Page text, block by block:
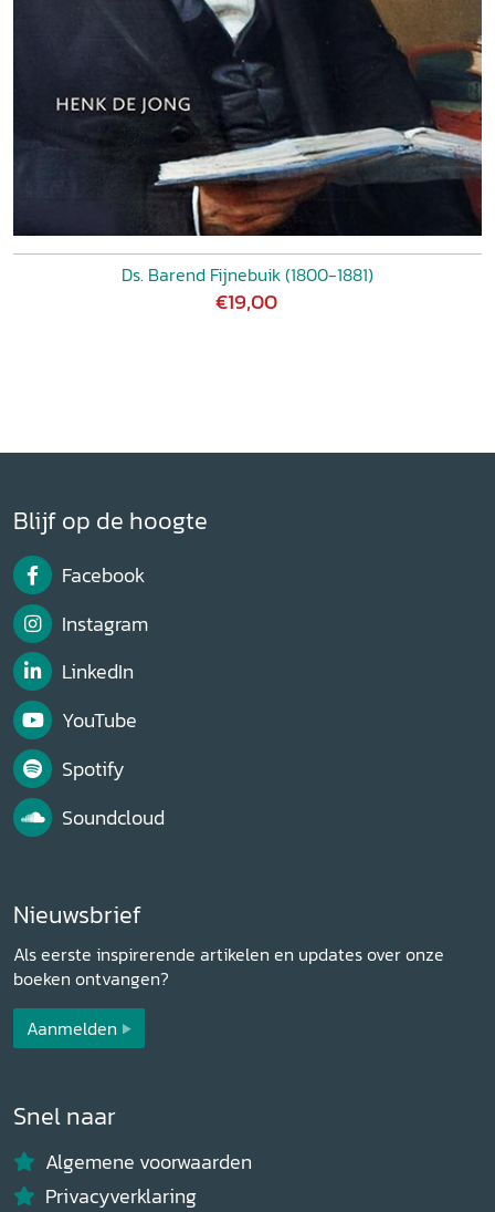
Ds. Barend Fijnebuik (1800-1881)
€19,00
Blijf op de hoogte
Facebook
Instagram
LinkedIn
YouTube
Spotify
Soundcloud
Nieuwsbrief
Als eerste inspirerende artikelen en updates over onze
boeken ontvangen?
Aanmelden
Snel naar
Algemene voorwaarden
Privacyverklaring